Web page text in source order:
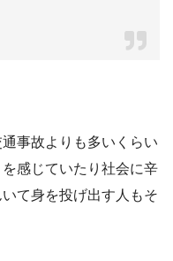
事故よりも多いくらい
感じていたり社会に辛
て身を投げ出す人もそ